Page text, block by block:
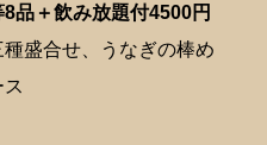
品＋飲み放題付4500円
盛合せ、うなぎの棒め